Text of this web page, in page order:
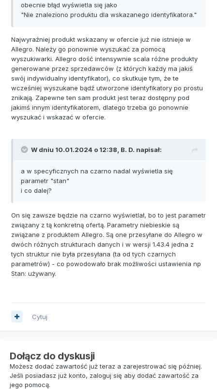
obecnie błąd wyświetla się jako
"Nie znaleziono produktu dla wskazanego identyfikatora."
Najwyraźniej produkt wskazany w ofercie już nie istnieje w
Allegro. Należy go ponownie wyszukać za pomocą
wyszukiwarki. Allegro dość intensywnie scala różne produkty
generowane przez sprzedawców (z których każdy ma jakiś
swój indywidualny identyfikator), co skutkuje tym, że te
wcześniej wyszukane bądź utworzone identyfikatory po prostu
znikają. Zapewne ten sam produkt jest teraz dostępny pod
jakimś innym identyfikatorem, dlatego trzeba go ponownie
wyszukać i wskazać w ofercie.
W dniu 10.01.2024 o 12:38, B. D. napisał:
a w specyficznych na czarno nadal wyświetla się
parametr "stan"
i co dalej?
On się zawsze będzie na czarno wyświetlał, bo to jest parametr
związany z tą konkretną ofertą. Parametry niebieskie są
związane z produktem Allegro. Są one przesyłane do Allegro w
dwóch różnych strukturach danych i w wersji 1.43.4 jedna z
tych struktur nie była przesyłana (ta od tych czarnych
parametrów) - co powodowało brak możliwości ustawienia np
Stan: używany.
Cytuj
Dołącz do dyskusji
Możesz dodać zawartość już teraz a zarejestrować się później.
Jeśli posiadasz już konto, zaloguj się aby dodać zawartość za
jego pomocą.